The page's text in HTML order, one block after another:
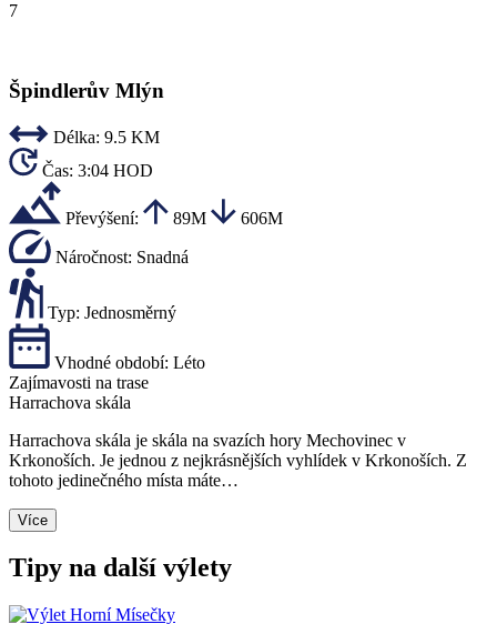
7
Špindlerův Mlýn
Délka: 9.5 KM
Čas: 3:04 HOD
Převýšení: 89M 606M
Náročnost: Snadná
Typ: Jednosměrný
Vhodné období: Léto
Zajímavosti na trase
Harrachova skála
Harrachova skála je skála na svazích hory Mechovinec v
Krkonoších. Je jednou z nejkrásnějších vyhlídek v Krkonoších. Z
tohoto jedinečného místa máte…
Více
Tipy na další výlety